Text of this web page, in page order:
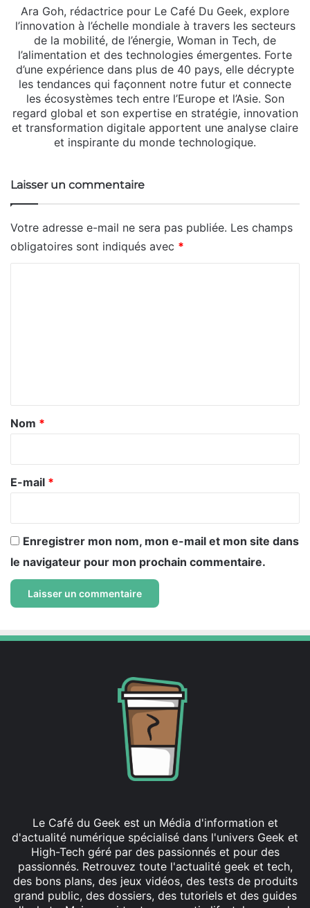
Ara Goh, rédactrice pour Le Café Du Geek, explore
l’innovation à l’échelle mondiale à travers les secteurs
de la mobilité, de l’énergie, Woman in Tech, de
l’alimentation et des technologies émergentes. Forte
d’une expérience dans plus de 40 pays, elle décrypte
les tendances qui façonnent notre futur et connecte
les écosystèmes tech entre l’Europe et l’Asie. Son
regard global et son expertise en stratégie, innovation
et transformation digitale apportent une analyse claire
et inspirante du monde technologique.
Laisser un commentaire
Votre adresse e-mail ne sera pas publiée. Les champs
obligatoires sont indiqués avec *
a
e
Nom *
E-mail *
Enregistrer mon nom, mon e-mail et mon site dans
le navigateur pour mon prochain commentaire.
Le Café du Geek est un Média d'information et
d'actualité numérique spécialisé dans l'univers Geek et
High-Tech géré par des passionnés et pour des
passionnés. Retrouvez toute l'actualité geek et tech,
des bons plans, des jeux vidéos, des tests de produits
grand public, des dossiers, des tutoriels et des guides